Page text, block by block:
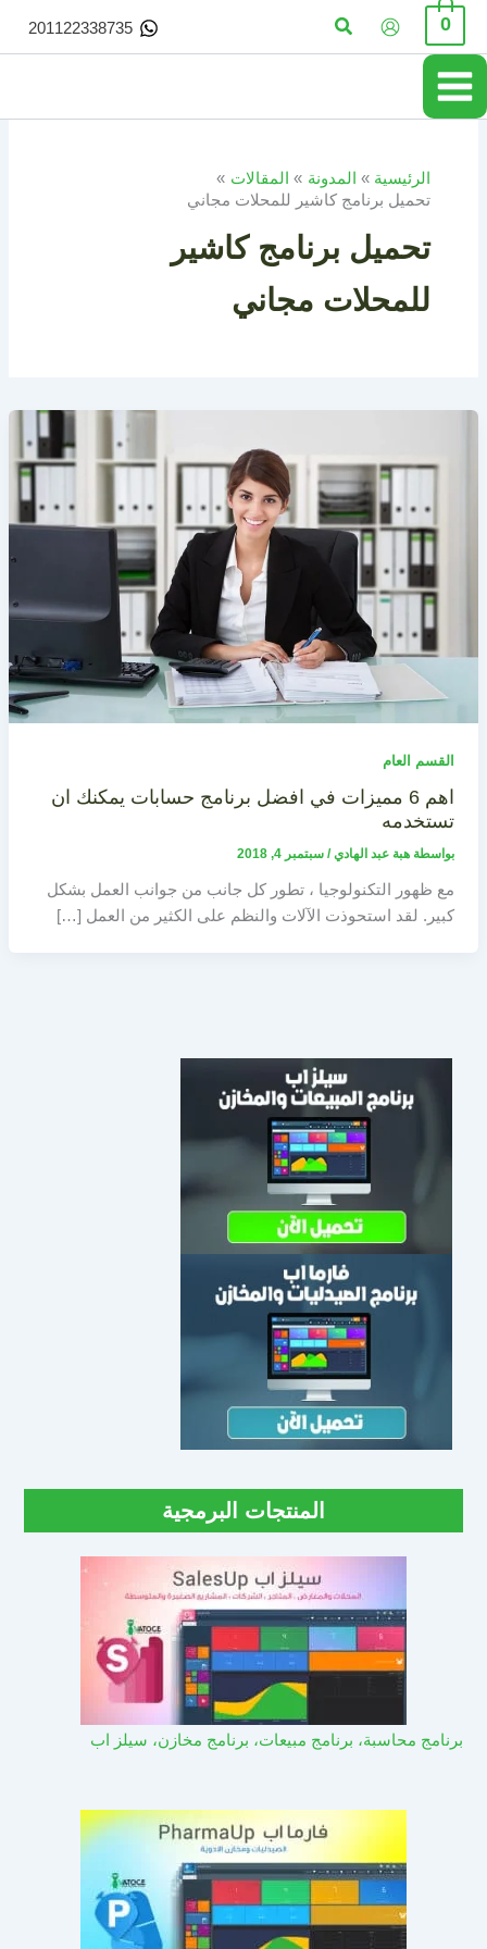
تخطي
المحتوى
0 البحث 201122338735
الرئيسية المدونة
المقالات
تحميل برنامج كاشير للمحلات مجاني
تحميل برنامج كاشير
للمحلات مجاني
القسم العام
اهم 6 مميزات في افضل برنامج حسابات يمكنك ان
تستخدمه
بواسطة هبة عبد الهادي/ سبتمبر 4, 2018
مع ظهور التكنولوجيا ، تطور كل جانب من جوانب العمل بشكل
كبير. لقد استحوذت الآلات والنظم على الكثير من العمل […]
المنتجات البرمجية
برنامج محاسبة، برنامج مبيعات، برنامج مخازن، سيلز اب